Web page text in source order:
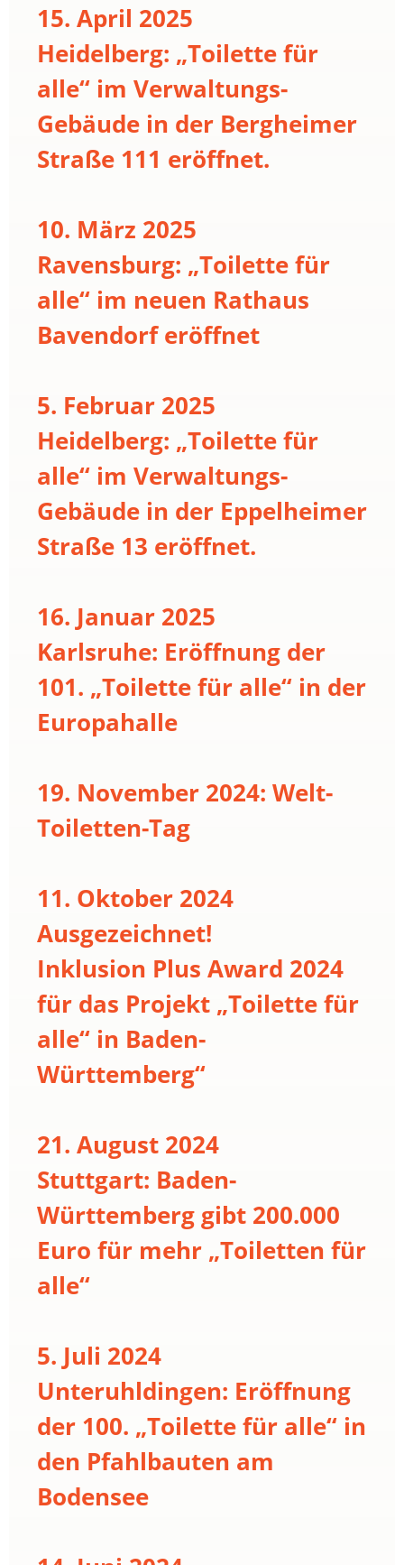
15. April 2025
Heidelberg: „Toilette für
alle“ im Verwaltungs-
Gebäude in der Bergheimer
Straße 111 eröffnet.
10. März 2025
Ravensburg: „Toilette für
alle“ im neuen Rathaus
Bavendorf eröffnet
5. Februar 2025
Heidelberg: „Toilette für
alle“ im Verwaltungs-
Gebäude in der Eppelheimer
Straße 13 eröffnet.
16. Januar 2025
Karlsruhe: Eröffnung der
101. „Toilette für alle“ in der
Europahalle
19. November 2024: Welt-
Toiletten-Tag
11. Oktober 2024
Ausgezeichnet!
Inklusion Plus Award 2024
für das Projekt „Toilette für
alle“ in Baden-
Württemberg“
21. August 2024
Stuttgart: Baden-
Württemberg gibt 200.000
Euro für mehr „Toiletten für
alle“
5. Juli 2024
Unteruhldingen: Eröffnung
der 100. „Toilette für alle“ in
den Pfahlbauten am
Bodensee